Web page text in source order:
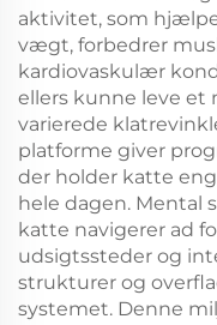
aktivitet, som
vægt, forbedrer
kardiovaskulær
ellers kunne leve et
varierede
platforme giver
der holder katte
hele dagen. Mental
katte navigerer ad
udsigtssteder og
strukturer og
systemet. Denne